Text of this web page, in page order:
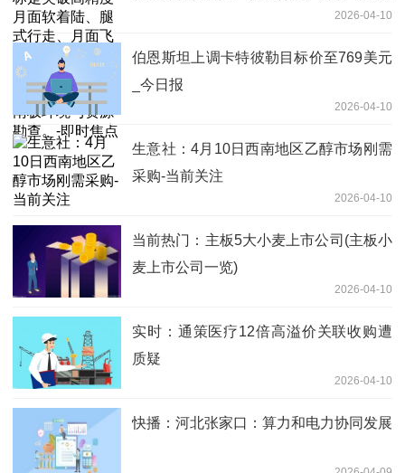
月面永久阴影坑探测等关键技术，进行月
球南极环境与资源勘查。-即时焦点
2026-04-10
伯恩斯坦上调卡特彼勒目标价至769美元
_今日报
2026-04-10
生意社：4月10日西南地区乙醇市场刚需
采购-当前关注
2026-04-10
当前热门：主板5大小麦上市公司(主板小
麦上市公司一览)
2026-04-10
实时：通策医疗12倍高溢价关联收购遭
质疑
2026-04-10
快播：河北张家口：算力和电力协同发展